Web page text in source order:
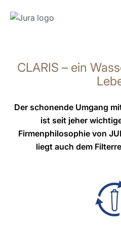
wechseln
wechseln
CLARIS – ein
Der schonende Umgang
ist seit jeher
Firmenphilosophie von
liegt auch dem